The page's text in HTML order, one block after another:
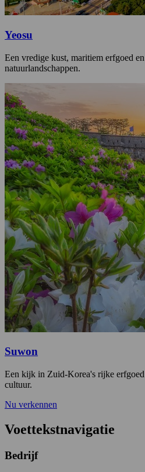
Yeosu
Een vredige kust, maritiem erfgoed
natuurlandschappen.
Suwon
Een kijk in Zuid-Korea's rijke erfgoed
cultuur.
Nu verkennen
Voettekstnavigatie
Bedrijf